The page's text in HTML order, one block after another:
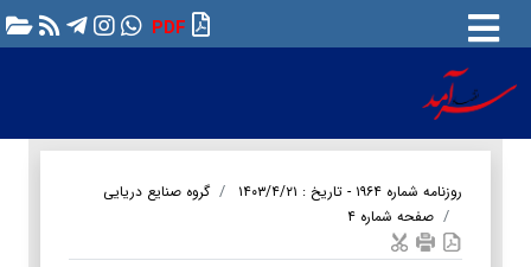
PDF
روزنامه شماره ۱۹۶۴ - تاریخ : ۱۴۰۳/۴/۲۱
گروه صنایع دریایی
صفحه شماره ۴